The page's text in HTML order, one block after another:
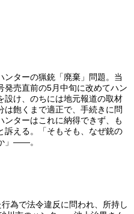
ターの猟銃「廃棄」問題。当
発売直前の5月中旬に改めてハン
設け、のちには地元報道の取材
は飽くまで適正で、手続きに問
ンターはこれに納得できず、も
訴える。「そもそも、なぜ銃の
」――。
為で法令違反に問われ、所持し